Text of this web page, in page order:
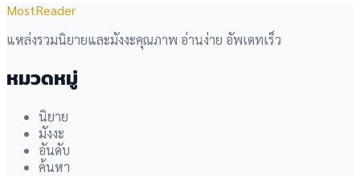
MostReader
แหล่งรวมนิยายและมังงะคุณภาพ อ่านง่าย อัพเดทเร็ว
หมวดหมู่
นิยาย
มังงะ
อันดับ
ค้นหา